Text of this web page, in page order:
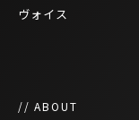
ヴォイス
// ABOUT